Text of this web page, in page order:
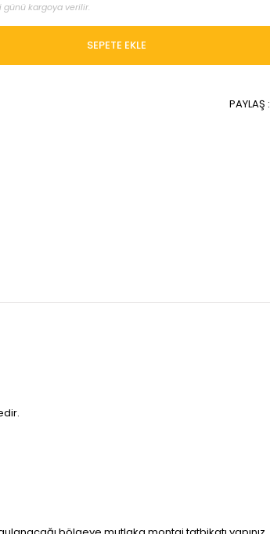
günü kargoya verilir.
SEPETE EKLE
PAYLAŞ :